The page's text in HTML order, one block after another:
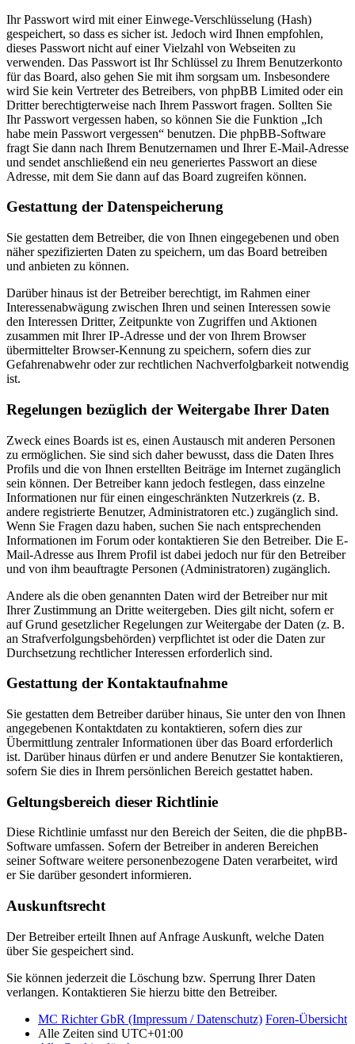
Ihr Passwort wird mit einer Einwege-Verschlüsselung (Hash)
gespeichert, so dass es sicher ist. Jedoch wird Ihnen empfohlen,
dieses Passwort nicht auf einer Vielzahl von Webseiten zu
verwenden. Das Passwort ist Ihr Schlüssel zu Ihrem Benutzerkonto
für das Board, also gehen Sie mit ihm sorgsam um. Insbesondere
wird Sie kein Vertreter des Betreibers, von phpBB Limited oder ein
Dritter berechtigterweise nach Ihrem Passwort fragen. Sollten Sie
Ihr Passwort vergessen haben, so können Sie die Funktion „Ich
habe mein Passwort vergessen“ benutzen. Die phpBB-Software
fragt Sie dann nach Ihrem Benutzernamen und Ihrer E-Mail-Adresse
und sendet anschließend ein neu generiertes Passwort an diese
Adresse, mit dem Sie dann auf das Board zugreifen können.
Gestattung der Datenspeicherung
Sie gestatten dem Betreiber, die von Ihnen eingegebenen und oben
näher spezifizierten Daten zu speichern, um das Board betreiben
und anbieten zu können.
Darüber hinaus ist der Betreiber berechtigt, im Rahmen einer
Interessenabwägung zwischen Ihren und seinen Interessen sowie
den Interessen Dritter, Zeitpunkte von Zugriffen und Aktionen
zusammen mit Ihrer IP-Adresse und der von Ihrem Browser
übermittelter Browser-Kennung zu speichern, sofern dies zur
Gefahrenabwehr oder zur rechtlichen Nachverfolgbarkeit notwendig
ist.
Regelungen bezüglich der Weitergabe Ihrer Daten
Zweck eines Boards ist es, einen Austausch mit anderen Personen
zu ermöglichen. Sie sind sich daher bewusst, dass die Daten Ihres
Profils und die von Ihnen erstellten Beiträge im Internet zugänglich
sein können. Der Betreiber kann jedoch festlegen, dass einzelne
Informationen nur für einen eingeschränkten Nutzerkreis (z. B.
andere registrierte Benutzer, Administratoren etc.) zugänglich sind.
Wenn Sie Fragen dazu haben, suchen Sie nach entsprechenden
Informationen im Forum oder kontaktieren Sie den Betreiber. Die E-
Mail-Adresse aus Ihrem Profil ist dabei jedoch nur für den Betreiber
und von ihm beauftragte Personen (Administratoren) zugänglich.
Andere als die oben genannten Daten wird der Betreiber nur mit
Ihrer Zustimmung an Dritte weitergeben. Dies gilt nicht, sofern er
auf Grund gesetzlicher Regelungen zur Weitergabe der Daten (z. B.
an Strafverfolgungsbehörden) verpflichtet ist oder die Daten zur
Durchsetzung rechtlicher Interessen erforderlich sind.
Gestattung der Kontaktaufnahme
Sie gestatten dem Betreiber darüber hinaus, Sie unter den von Ihnen
angegebenen Kontaktdaten zu kontaktieren, sofern dies zur
Übermittlung zentraler Informationen über das Board erforderlich
ist. Darüber hinaus dürfen er und andere Benutzer Sie kontaktieren,
sofern Sie dies in Ihrem persönlichen Bereich gestattet haben.
Geltungsbereich dieser Richtlinie
Diese Richtlinie umfasst nur den Bereich der Seiten, die die phpBB-
Software umfassen. Sofern der Betreiber in anderen Bereichen
seiner Software weitere personenbezogene Daten verarbeitet, wird
er Sie darüber gesondert informieren.
Auskunftsrecht
Der Betreiber erteilt Ihnen auf Anfrage Auskunft, welche Daten
über Sie gespeichert sind.
Sie können jederzeit die Löschung bzw. Sperrung Ihrer Daten
verlangen. Kontaktieren Sie hierzu bitte den Betreiber.
MC Richter GbR (Impressum / Datenschutz) Foren-Übersicht
Alle Zeiten sind UTC+01:00